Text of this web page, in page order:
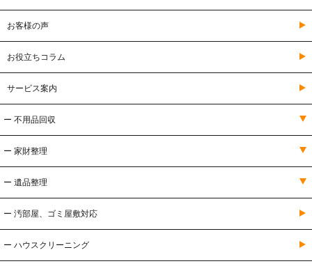
お客様の声
お役立ちコラム
サービス案内
ー 不用品回収
ー 家財整理
ー 遺品整理
ー 汚部屋、ゴミ屋敷対応
ー ハウスクリーニング